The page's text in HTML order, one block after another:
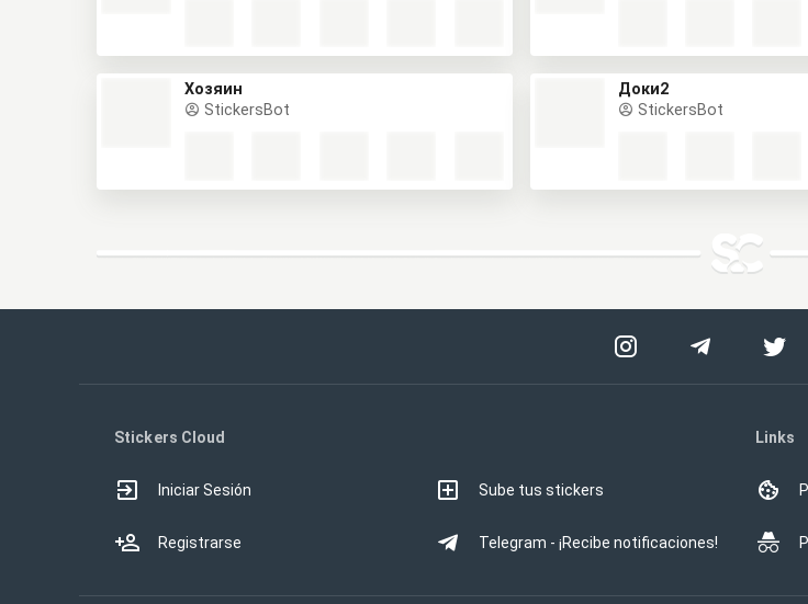
Хозяин
StickersBot
Доки2
StickersBot
Stickers Cloud
Iniciar Sesión
Registrarse
Sube tus stickers
Telegram - ¡Recibe notificaciones!
Links